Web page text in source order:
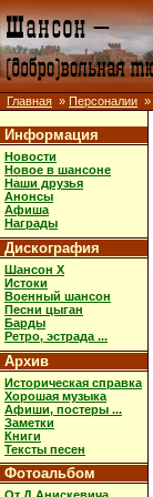
Главная » Персоналии »
Информация
Новости
Новое в шансоне
Наши друзья
Анонсы
Афиша
Награды
Дискография
Шансон X
Истоки
Военный шансон
Песни цыган
Барды
Ретро, эстрада ...
Архив
Историческая справка
Хорошая музыка
Афиши, постеры ...
Заметки
Книги
Тексты песен
Фотоальбом